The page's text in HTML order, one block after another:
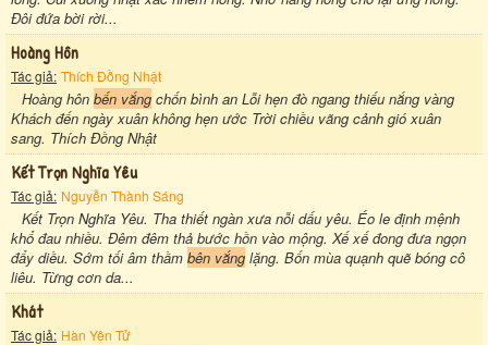
Đôi đứa bời rời...
Hoàng Hôn
Tác giả: Thích Đồng Nhật
Hoàng hôn bến vắng chốn bình an Lỗi hẹn đò ngang thiếu nắng vàng
Khách đến ngày xuân không hẹn ước Trời chiều vãng cảnh gió xuân
sang. Thích Đồng Nhật
Kết Trọn Nghĩa Yêu
Tác giả: Nguyễn Thành Sáng
Kết Trọn Nghĩa Yêu. Tha thiết ngàn xưa nỗi dấu yêu. Éo le định mệnh
khổ đau nhiều. Đêm đêm thả bước hồn vào mộng. Xế xế đong đưa ngọn
đẩy diều. Sớm tối âm thầm bên vắng lặng. Bốn mùa quạnh quẽ bóng cô
liêu. Từng cơn da...
Khát
Tác giả: Hàn Yên Tử